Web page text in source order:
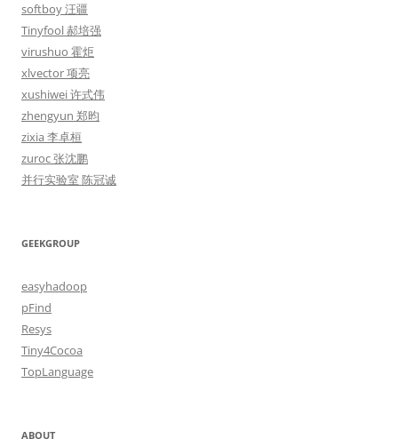
softboy 汪疆
Tinyfool 郝培强
virushuo 霍炬
xlvector 项亮
xushiwei 许式伟
zhengyun 郑昀
zixia 李卓桓
zuroc 张沈鹏
并行实验室 陈冠诚
GEEKGROUP
easyhadoop
pFind
Resys
Tiny4Cocoa
TopLanguage
ABOUT